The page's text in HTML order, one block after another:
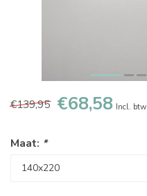
€139,95 €68,58 Incl. btw
Maat: *